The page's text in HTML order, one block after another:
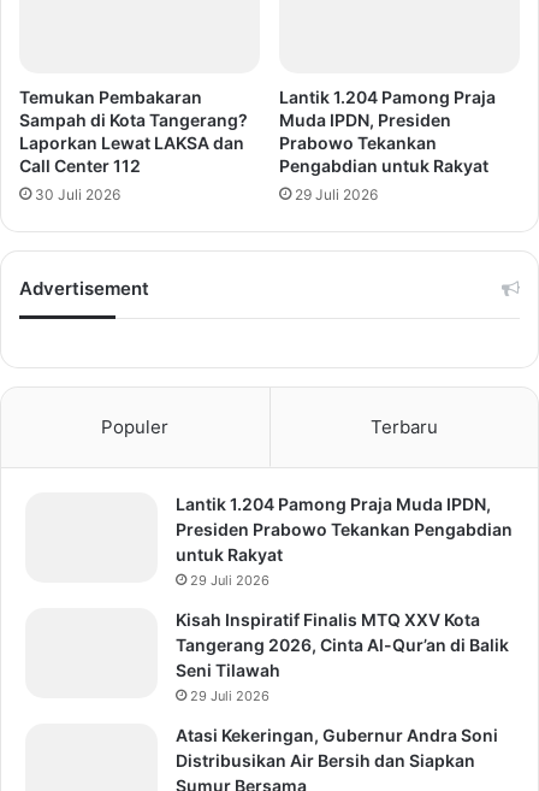
Temukan Pembakaran
Sampah di Kota Tangerang?
Laporkan Lewat LAKSA dan
Call Center 112
30 Juli 2026
Lantik 1.204 Pamong Praja
Muda IPDN, Presiden
Prabowo Tekankan
Pengabdian untuk Rakyat
29 Juli 2026
Advertisement
Populer Terbaru
Lantik 1.204 Pamong Praja Muda IPDN,
Presiden Prabowo Tekankan Pengabdian
untuk Rakyat
29 Juli 2026
Kisah Inspiratif Finalis MTQ XXV Kota
Tangerang 2026, Cinta Al-Qur’an di Balik
Seni Tilawah
29 Juli 2026
Atasi Kekeringan, Gubernur Andra Soni
Distribusikan Air Bersih dan Siapkan
Sumur Bersama